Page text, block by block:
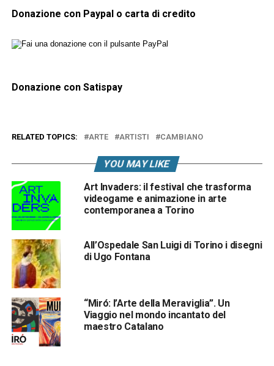
Donazione con Paypal o carta di credito
Donazione con Satispay
RELATED TOPICS: ARTE ARTISTI CAMBIANO
YOU MAY LIKE
Art Invaders: il festival che trasforma
videogame e animazione in arte
contemporanea a Torino
All’Ospedale San Luigi di Torino i disegni
di Ugo Fontana
“Miró: l’Arte della Meraviglia”. Un
Viaggio nel mondo incantato del
maestro Catalano